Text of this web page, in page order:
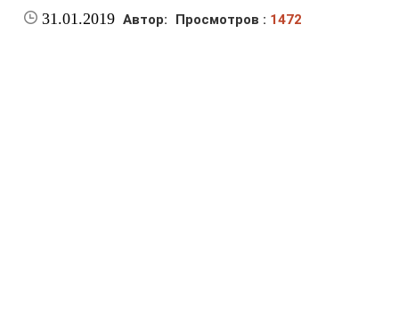
31.01.2019 Автор: Просмотров : 1472